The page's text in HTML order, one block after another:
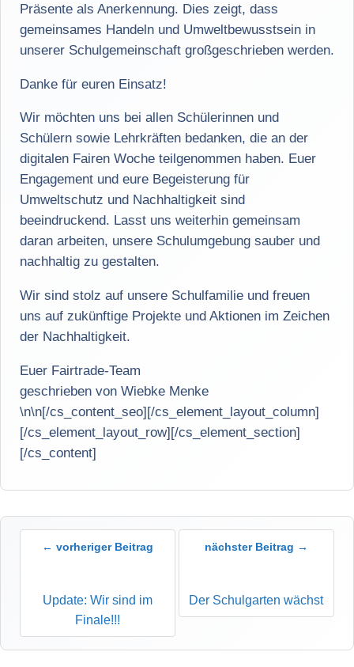
Präsente als Anerkennung. Dies zeigt, dass
gemeinsames Handeln und Umweltbewusstsein in
unserer Schulgemeinschaft großgeschrieben werden.
Danke für euren Einsatz!
Wir möchten uns bei allen Schülerinnen und
Schülern sowie Lehrkräften bedanken, die an der
digitalen Fairen Woche teilgenommen haben. Euer
Engagement und eure Begeisterung für
Umweltschutz und Nachhaltigkeit sind
beeindruckend. Lasst uns weiterhin gemeinsam
daran arbeiten, unsere Schulumgebung sauber und
nachhaltig zu gestalten.
Wir sind stolz auf unsere Schulfamilie und freuen
uns auf zukünftige Projekte und Aktionen im Zeichen
der Nachhaltigkeit.
Euer Fairtrade-Team
geschrieben von Wiebke Menke
\n\n[/cs_content_seo][/cs_element_layout_column]
[/cs_element_layout_row][/cs_element_section]
[/cs_content]
← vorheriger Beitrag
Update: Wir sind im
Finale!!!
nächster Beitrag →
Der Schulgarten wächst